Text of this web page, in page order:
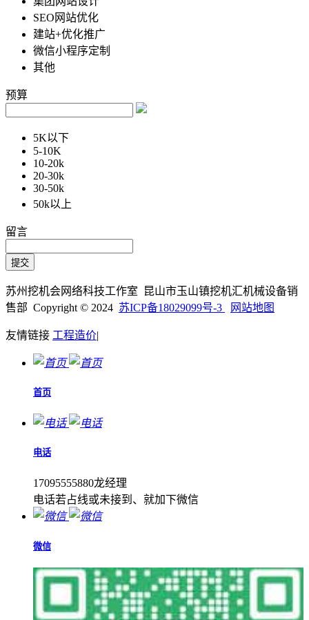
SEO网站优化
建站+优化推广
微信小程序定制
其他
预算
5K以下
5-10K
10-20k
20-30k
30-50k
50k以上
留言
苏州挖机会网络科技工作室 昆山市玉山镇挖机汇机械设备销
售部 Copyright © 2024 苏ICP备18029099号-3 网站地图
友情链接 工程造价|
首页
电话
17095555880龙经理
电话若占线或未接到、就加下微信
微信